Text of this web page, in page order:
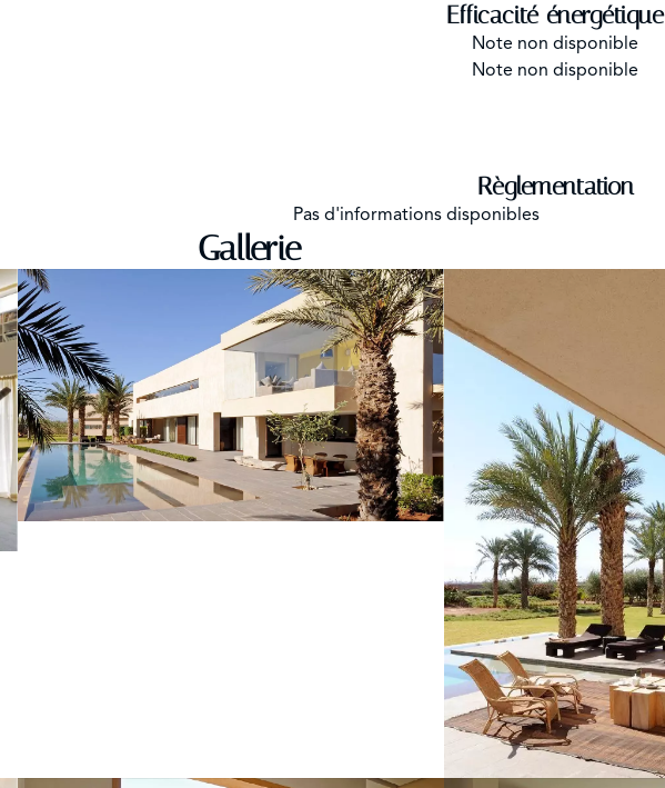
Efficacité énergétique
Note non disponible
Note non disponible
Règlementation
Pas d'informations disponibles
Gallerie